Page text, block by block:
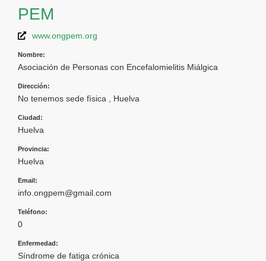
PEM
www.ongpem.org
Nombre:
Asociación de Personas con Encefalomielitis Miálgica
Dirección:
No tenemos sede física , Huelva
Ciudad:
Huelva
Provincia:
Huelva
Email:
info.ongpem@gmail.com
Teléfono:
0
Enfermedad:
Síndrome de fatiga crónica